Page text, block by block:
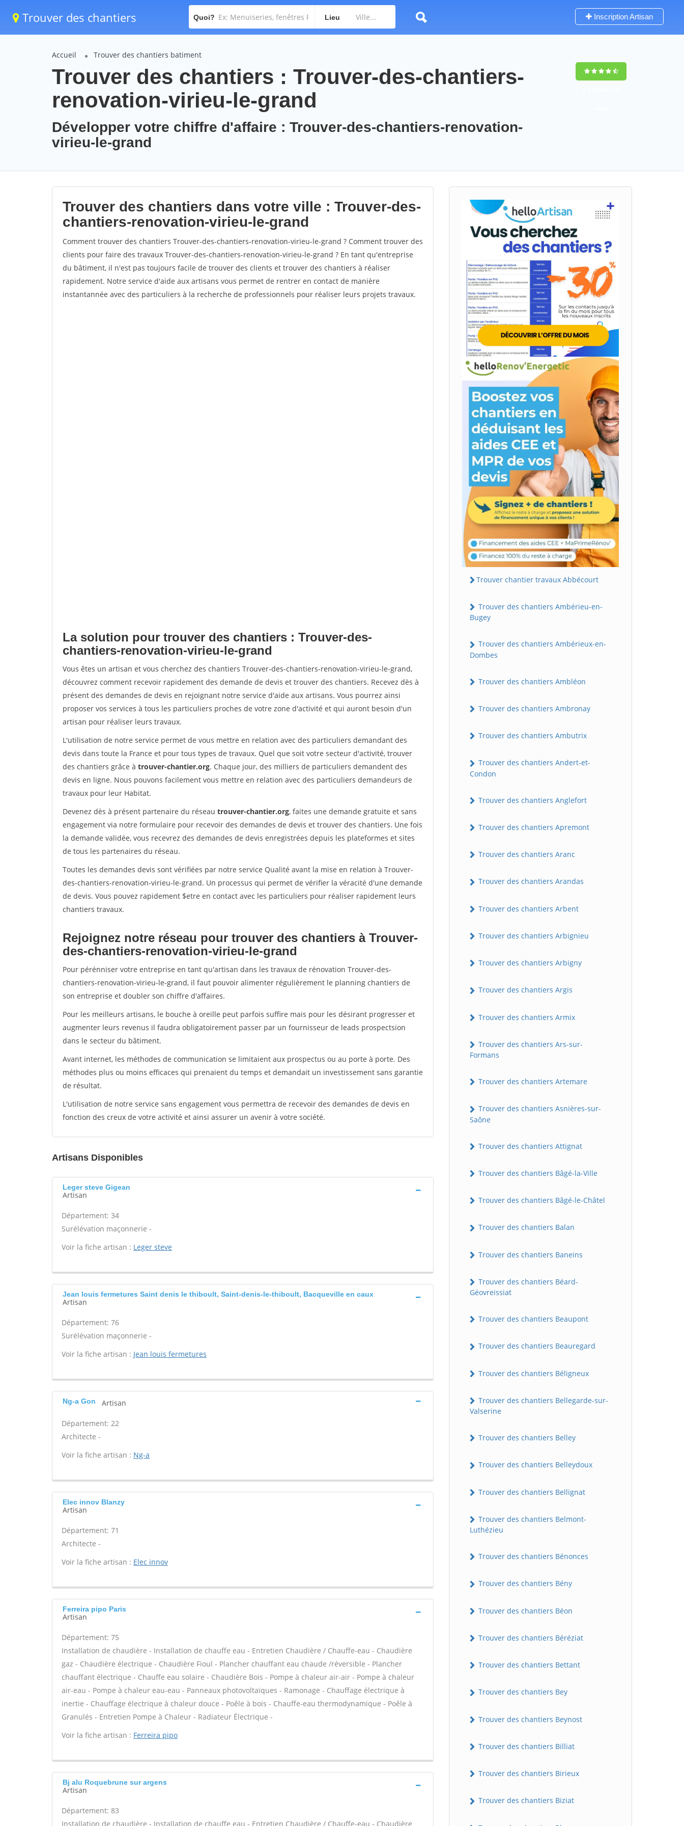
Trouver des chantiers Quoi? Lieu Inscription Artisan
Accueil Trouver des chantiers batiment
Trouver des chantiers : Trouver-des-chantiers-
renovation-virieu-le-grand
Développer votre chiffre d'affaire : Trouver-des-chantiers-renovation-
virieu-le-grand
Trouver des chantiers dans votre ville : Trouver-des-
chantiers-renovation-virieu-le-grand
Comment trouver des chantiers Trouver-des-chantiers-renovation-virieu-le-grand ? Comment trouver des
clients pour faire des travaux Trouver-des-chantiers-renovation-virieu-le-grand ? En tant qu'entreprise
du bâtiment, il n'est pas toujours facile de trouver des clients et trouver des chantiers à réaliser
rapidement. Notre service d'aide aux artisans vous permet de rentrer en contact de manière
instantannée avec des particuliers à la recherche de professionnels pour réaliser leurs projets travaux.
La solution pour trouver des chantiers : Trouver-des-
chantiers-renovation-virieu-le-grand
Vous êtes un artisan et vous cherchez des chantiers Trouver-des-chantiers-renovation-virieu-le-grand,
découvrez comment recevoir rapidement des demande de devis et trouver des chantiers. Recevez dès à
présent des demandes de devis en rejoignant notre service d'aide aux artisans. Vous pourrez ainsi
proposer vos services à tous les particuliers proches de votre zone d'activité et qui auront besoin d'un
artisan pour réaliser leurs travaux.
L'utilisation de notre service permet de vous mettre en relation avec des particuliers demandant des
devis dans toute la France et pour tous types de travaux. Quel que soit votre secteur d'activité, trouver
des chantiers grâce à trouver-chantier.org. Chaque jour, des milliers de particuliers demandent des
devis en ligne. Nous pouvons facilement vous mettre en relation avec des particuliers demandeurs de
travaux pour leur Habitat.
Devenez dès à présent partenaire du réseau trouver-chantier.org, faites une demande gratuite et sans
engagement via notre formulaire pour recevoir des demandes de devis et trouver des chantiers. Une fois
la demande validée, vous recevrez des demandes de devis enregistrées depuis les plateformes et sites
de tous les partenaires du réseau.
Toutes les demandes devis sont vérifiées par notre service Qualité avant la mise en relation à Trouver-
des-chantiers-renovation-virieu-le-grand. Un processus qui permet de vérifier la véracité d'une demande
de devis. Vous pouvez rapidement $etre en contact avec les particuliers pour réaliser rapidement leurs
chantiers travaux.
Rejoignez notre réseau pour trouver des chantiers à Trouver-
des-chantiers-renovation-virieu-le-grand
Pour pérénniser votre entreprise en tant qu'artisan dans les travaux de rénovation Trouver-des-
chantiers-renovation-virieu-le-grand, il faut pouvoir alimenter régulièrement le planning chantiers de
son entreprise et doubler son chiffre d'affaires.
Pour les meilleurs artisans, le bouche à oreille peut parfois suffire mais pour les désirant progresser et
augmenter leurs revenus il faudra obligatoirement passer par un fournisseur de leads prospectsion
dans le secteur du bâtiment.
Avant internet, les méthodes de communication se limitaient aux prospectus ou au porte à porte. Des
méthodes plus ou moins efficaces qui prenaient du temps et demandait un investissement sans garantie
de résultat.
L'utilisation de notre service sans engagement vous permettra de recevoir des demandes de devis en
fonction des creux de votre activité et ainsi assurer un avenir à votre société.
Artisans Disponibles
Leger steve Gigean
Artisan
Département: 34
Surélévation maçonnerie -
Voir la fiche artisan : Leger steve
Jean louis fermetures Saint denis le thiboult, Saint-denis-le-thiboult, Bacqueville en caux
Artisan
Département: 76
Surélévation maçonnerie -
Voir la fiche artisan : Jean louis fermetures
Ng-a Gon Artisan
Département: 22
Architecte -
Voir la fiche artisan : Ng-a
Elec innov Blanzy
Artisan
Département: 71
Architecte -
Voir la fiche artisan : Elec innov
Ferreira pipo Paris
Artisan
Département: 75
Installation de chaudière - Installation de chauffe eau - Entretien Chaudière / Chauffe-eau - Chaudière
gaz - Chaudière électrique - Chaudière Fioul - Plancher chauffant eau chaude /réversible - Plancher
chauffant électrique - Chauffe eau solaire - Chaudière Bois - Pompe à chaleur air-air - Pompe à chaleur
air-eau - Pompe à chaleur eau-eau - Panneaux photovoltaïques - Ramonage - Chauffage électrique à
inertie - Chauffage électrique à chaleur douce - Poêle à bois - Chauffe-eau thermodynamique - Poêle à
Granulés - Entretien Pompe à Chaleur - Radiateur Électrique -
Voir la fiche artisan : Ferreira pipo
Bj alu Roquebrune sur argens
Artisan
Département: 83
Installation de chaudière - Installation de chauffe eau - Entretien Chaudière / Chauffe-eau - Chaudière
Trouver chantier travaux Abbécourt
Trouver des chantiers Ambérieu-en-
Bugey
Trouver des chantiers Ambérieux-en-
Dombes
Trouver des chantiers Ambléon
Trouver des chantiers Ambronay
Trouver des chantiers Ambutrix
Trouver des chantiers Andert-et-
Condon
Trouver des chantiers Anglefort
Trouver des chantiers Apremont
Trouver des chantiers Aranc
Trouver des chantiers Arandas
Trouver des chantiers Arbent
Trouver des chantiers Arbignieu
Trouver des chantiers Arbigny
Trouver des chantiers Argis
Trouver des chantiers Armix
Trouver des chantiers Ars-sur-
Formans
Trouver des chantiers Artemare
Trouver des chantiers Asnières-sur-
Saône
Trouver des chantiers Attignat
Trouver des chantiers Bâgé-la-Ville
Trouver des chantiers Bâgé-le-Châtel
Trouver des chantiers Balan
Trouver des chantiers Baneins
Trouver des chantiers Béard-
Géovreissiat
Trouver des chantiers Beaupont
Trouver des chantiers Beauregard
Trouver des chantiers Béligneux
Trouver des chantiers Bellegarde-sur-
Valserine
Trouver des chantiers Belley
Trouver des chantiers Belleydoux
Trouver des chantiers Bellignat
Trouver des chantiers Belmont-
Luthézieu
Trouver des chantiers Bénonces
Trouver des chantiers Bény
Trouver des chantiers Béon
Trouver des chantiers Béréziat
Trouver des chantiers Bettant
Trouver des chantiers Bey
Trouver des chantiers Beynost
Trouver des chantiers Billiat
Trouver des chantiers Birieux
Trouver des chantiers Biziat